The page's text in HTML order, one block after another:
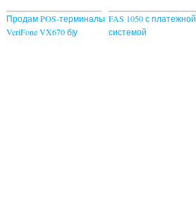
Продам POS-терминалы
VeriFone VX670 б|у
FAS 1050 с платежной
системой